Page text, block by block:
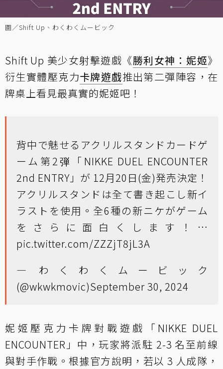
圖／Shift Up、わくわくムービック
Shift Up 美少女射擊遊戲《勝利女神：妮姬》
衍生實體壓克力卡牌遊戲推出第二彈陣容，在
牌桌上看見最真實的妮姬吧！
背中で魅せるアクリルスタンドカードゲ
ーム第2弾「NIKKE DUEL ENCOUNTER
2nd ENTRY」が 12月20日(金)発売決定！
アクリルスタンドは全て書き起こし新イ
ラストを使用。全6種の新ニケがゲーム
をさらに面白くします！…
pic.twitter.com/ZZZjT8jL3A
— わくわくムービック
(@wkwkmovic)September 30, 2024
妮姬壓克力卡牌對戰遊戲「NIKKE DUEL
ENCOUNTER」中，玩家將派駐 2-3 名至前線
與對手作戰。根據官方說明，若以 3 人成隊，